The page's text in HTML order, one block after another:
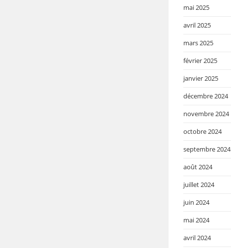
mai 2025
avril 2025
mars 2025
février 2025
janvier 2025
décembre 2024
novembre 2024
octobre 2024
septembre 2024
août 2024
juillet 2024
juin 2024
mai 2024
avril 2024